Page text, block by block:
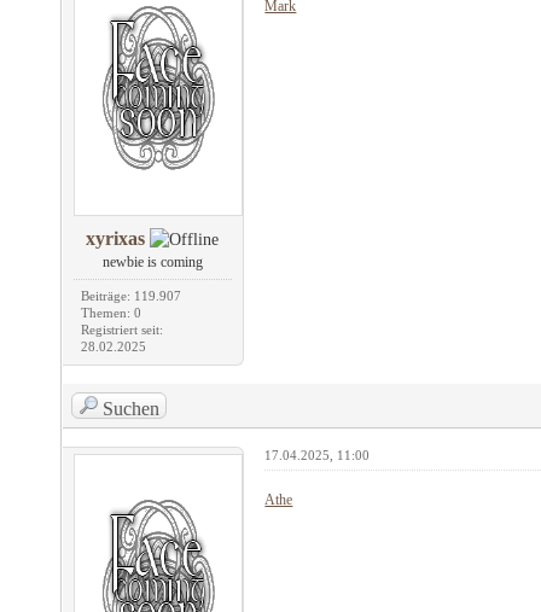
xyrixas
newbie is coming
Beiträge: 119.907
Themen: 0
Registriert seit:
28.02.2025
Mark
Suchen
17.04.2025, 11:00
Athe